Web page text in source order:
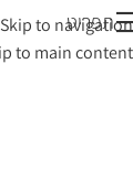
Skip to navigation
to main content
תפריט